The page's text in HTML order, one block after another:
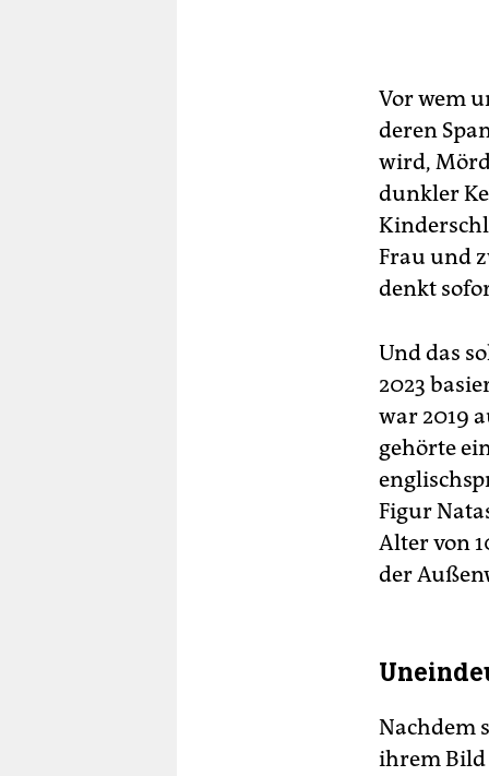
Vor wem
deren
wird,
dunkler
Frau und
denkt
Und das
2023
war 2019
gehörte
Figur
Alter von
der
Nachdem
ihrem Bild